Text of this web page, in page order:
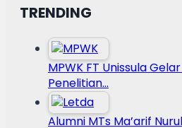
TRENDING
MPWK FT Unissula
Penelitian…
Alumni MTs Ma’arif